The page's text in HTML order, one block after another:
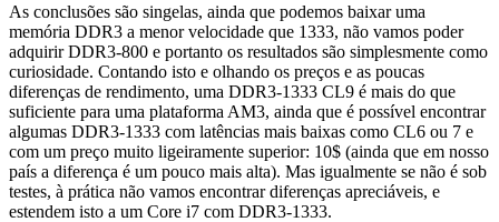
As conclusões são singelas, ainda que podemos baixar uma
memória DDR3 a menor velocidade que 1333, não vamos poder
adquirir DDR3-800 e portanto os resultados são simplesmente como
curiosidade. Contando isto e olhando os preços e as poucas
diferenças de rendimento, uma DDR3-1333 CL9 é mais do que
suficiente para uma plataforma AM3, ainda que é possível encontrar
algumas DDR3-1333 com latências mais baixas como CL6 ou 7 e
com um preço muito ligeiramente superior: 10$ (ainda que em nosso
país a diferença é um pouco mais alta). Mas igualmente se não é sob
testes, à prática não vamos encontrar diferenças apreciáveis, e
estendem isto a um Core i7 com DDR3-1333.